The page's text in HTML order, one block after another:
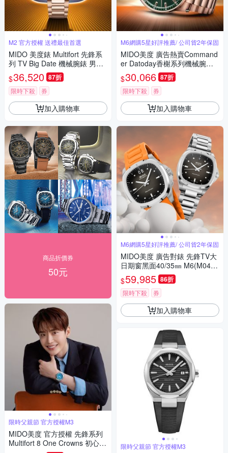
M2 官方授權 送禮最佳首選
MIDO 美度錶 Multifort 先鋒系
列 TV Big Date 機械腕錶 男錶-
M0495263304100/藍x玫瑰金
色40mm
$36,520 87折
限時下殺 券
加入購物車
商品折價券
50元
限時父親節 官方授權M3
MIDO美度 官方授權 先鋒系列
Multifort 8 One Crowns 初心不
M6網購5星好評推薦/ 公司貨2年保固
MIDO美度 廣告熱賣Command
er Datoday香榭系列機械腕錶
玫瑰金綠面40㎜ M6(M021430
3309100)
$30,066 87折
限時下殺 券
加入購物車
M6網購5星好評推薦/ 公司貨2年保固
MIDO美度 廣告對錶 先鋒TV大
日期窗黑面40/35㎜ M6(M0495
261708100/M049307110810
0)
$59,985 86折
限時下殺 券
加入購物車
限時父親節 官方授權M3